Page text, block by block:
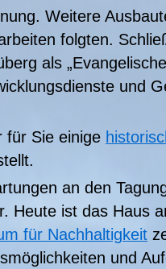
Weitere
folgten.
als
und
für Sie einige
an den
Heute ist das Haus
für Nachhaltigkeit
und